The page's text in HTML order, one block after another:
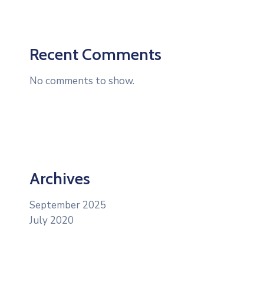
Recent Comments
No comments to show.
Archives
September 2025
July 2020